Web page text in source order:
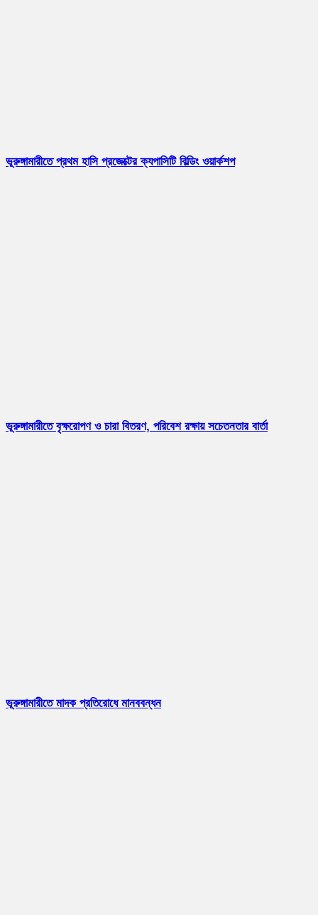
ভূরুঙ্গামারীতে প্রথম হাসি প্রজেক্টের ক্যপাসিটি বিল্ডিং ওয়ার্কশপ
ভূরুঙ্গামারীতে বৃক্ষরোপণ ও চারা বিতরণ, পরিবেশ রক্ষায় সচেতনতার বার্তা
ভূরুঙ্গামারীতে মাদক প্রতিরোধে মানববন্ধন